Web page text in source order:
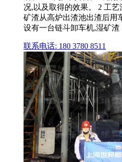
况,以及取得的效果。 2 工
矿渣从高炉出渣池出渣后用
设有一台链斗卸车机,湿矿渣
联系电话: 180 3780 8511